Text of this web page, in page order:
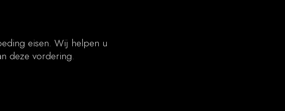
eisen. Wij helpen u
deze vordering.